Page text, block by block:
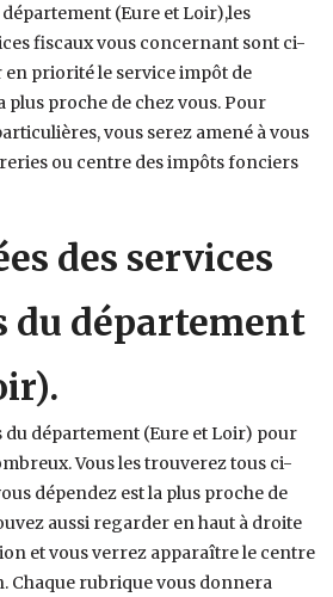
département (Eure et Loir),les
fiscaux vous concernant sont ci-
en priorité le service impôt de
plus proche de chez vous. Pour
vous serez amené à vous
ou centre des impôts fonciers
des services
du département
du département (Eure et Loir) pour
Vous les trouverez tous ci-
dépendez est la plus proche de
aussi regarder en haut à droite
et vous verrez apparaître le centre
Chaque rubrique vous donnera